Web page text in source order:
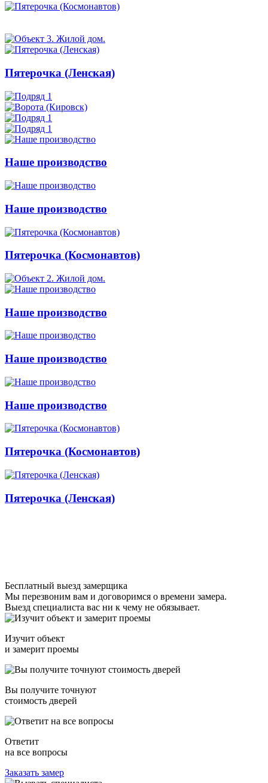
Пятерочка (Ленская)
Наше производство
Наше производство
Пятерочка (Космонавтов)
Наше производство
Наше производство
Наше производство
Пятерочка (Космонавтов)
Пятерочка (Ленская)
Бесплатный выезд замерщика
Мы перезвоним вам и договоримся о времени замера.
Выезд специалиста вас ни к чему не обязывает.
Изучит объект
и замерит проемы
Вы получите точнуют
стоимость дверей
Ответит
на все вопросы
Заказать замер